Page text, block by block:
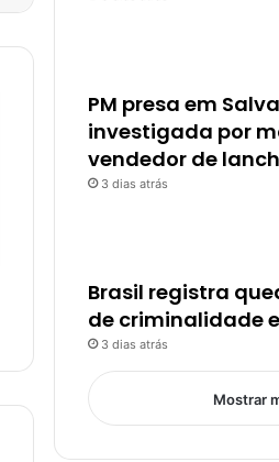
PM presa em
investigada por
vendedor de
3 dias atrás
Brasil registra
de criminalidade
3 dias atrás
Mostrar